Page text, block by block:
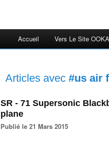
Accueil Vers Le Site
Articles avec #us air
SR - 71 Supersonic
plane
Publié le 21 Mars 2015